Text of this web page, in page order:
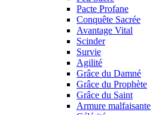
Pacte Profane
Conquête Sacrée
Avantage Vital
Scinder
Survie
Agilité
Grâce du Damné
Grâce du Prophète
Grâce du Saint
Armure malfaisante